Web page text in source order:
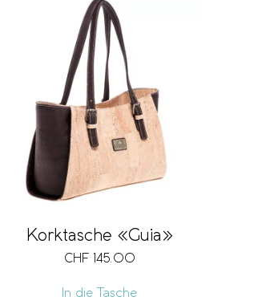
Korktasche «Guia»
CHF 145.00
In die Tasche